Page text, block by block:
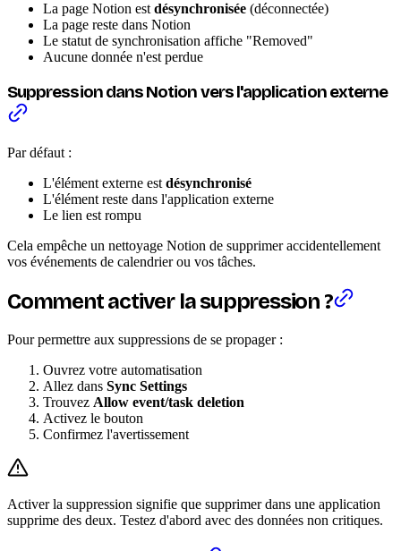
La page Notion est désynchronisée (déconnectée)
La page reste dans Notion
Le statut de synchronisation affiche "Removed"
Aucune donnée n'est perdue
Suppression dans Notion vers l'application externe
Par défaut :
L'élément externe est désynchronisé
L'élément reste dans l'application externe
Le lien est rompu
Cela empêche un nettoyage Notion de supprimer accidentellement
vos événements de calendrier ou vos tâches.
Comment activer la suppression ?
Pour permettre aux suppressions de se propager :
Ouvrez votre automatisation
Allez dans Sync Settings
Trouvez Allow event/task deletion
Activez le bouton
Confirmez l'avertissement
Activer la suppression signifie que supprimer dans une application
supprime des deux. Testez d'abord avec des données non critiques.